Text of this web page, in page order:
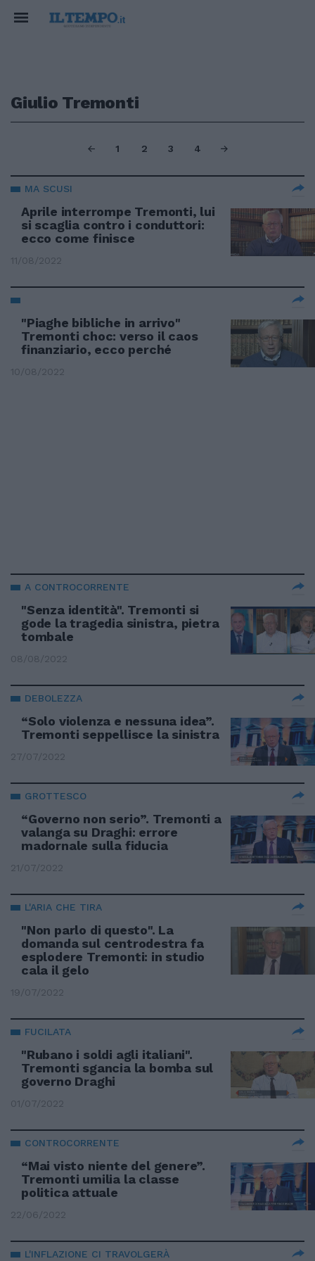
Giulio Tremonti
1 2 3 4
MA SCUSI
Aprile interrompe Tremonti, lui
si scaglia contro i conduttori:
ecco come finisce
11/08/2022
"Piaghe bibliche in arrivo"
Tremonti choc: verso il caos
finanziario, ecco perché
10/08/2022
A CONTROCORRENTE
"Senza identità". Tremonti si
gode la tragedia sinistra, pietra
tombale
08/08/2022
DEBOLEZZA
“Solo violenza e nessuna idea”.
Tremonti seppellisce la sinistra
27/07/2022
GROTTESCO
“Governo non serio”. Tremonti a
valanga su Draghi: errore
madornale sulla fiducia
21/07/2022
L'ARIA CHE TIRA
"Non parlo di questo". La
domanda sul centrodestra fa
esplodere Tremonti: in studio
cala il gelo
19/07/2022
FUCILATA
"Rubano i soldi agli italiani".
Tremonti sgancia la bomba sul
governo Draghi
01/07/2022
CONTROCORRENTE
“Mai visto niente del genere”.
Tremonti umilia la classe
politica attuale
22/06/2022
L'INFLAZIONE CI TRAVOLGERÀ